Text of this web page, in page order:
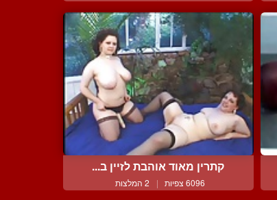
קתרין מאוד אוהבת לזיין ב...
6096 צפיות | 2 המלצות